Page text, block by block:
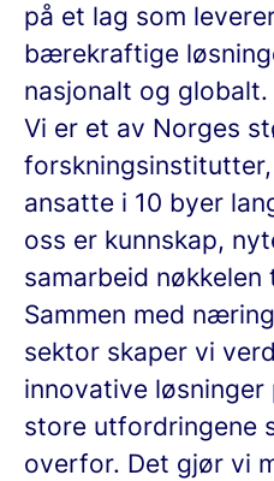
på et lag som
bærekraftige
nasjonalt og globalt.
Vi er et av Norges
ansatte i 10 byer
oss er kunnskap,
samarbeid nøkkelen
Sammen med
sektor skaper vi
innovative løsninger
store utfordringene
overfor. Det gjør vi